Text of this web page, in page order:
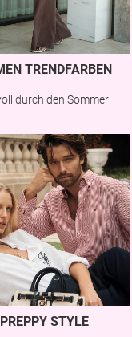
TRENDFARBEN
durch den Sommer
PREPPY STYLE